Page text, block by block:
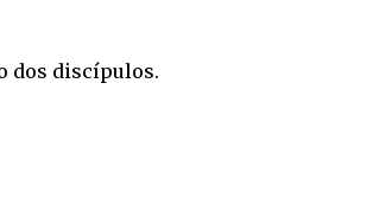
dos discípulos.